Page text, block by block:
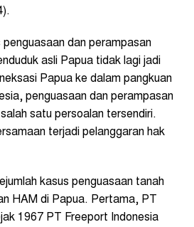
dan perampasan
asli Papua tidak lagi jadi
Papua ke dalam pangkuan
penguasaan dan perampasan
satu persoalan tersendiri.
terjadi pelanggaran hak
kasus penguasaan tanah
HAM di Papua. Pertama, PT
1967 PT Freeport Indonesia